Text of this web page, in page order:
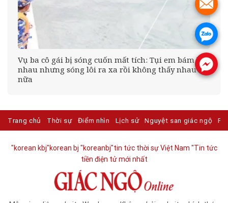
Vụ ba cô gái bị sóng cuốn mất tích: Tụi em bám lấy
nhau nhưng sóng lôi ra xa rồi không thấy nhau
nữa
Trang chủ Thời sự Điểm nhìn Lịch sử Nguyệt san giác ngộ
"korean kbj​"korean bj "koreanbj​"tin tức thời sự Việt Nam "Tin tức
tiền điện tử mới nhất​
.
.
.